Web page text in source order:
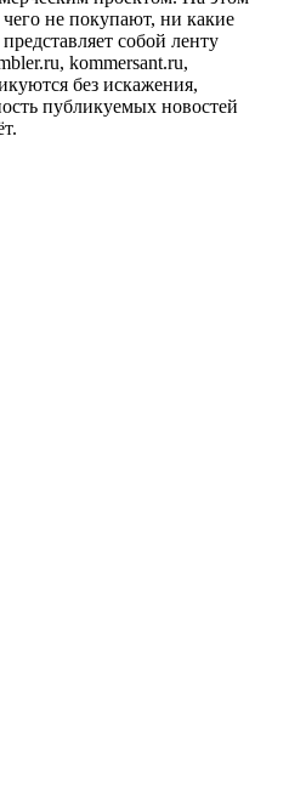
не покупают, ни какие
собой ленту
kommersant.ru,
без искажения,
публикуемых новостей